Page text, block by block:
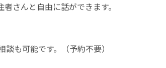
さんと自由に話ができます。
も可能です。（予約不要）